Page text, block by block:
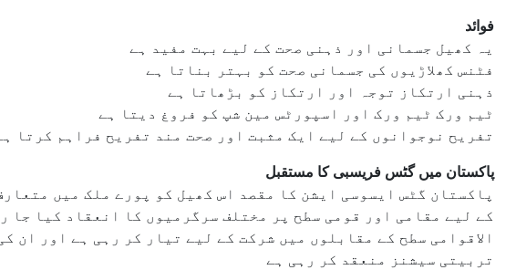
فوائد
یہ کھیل جسمانی اور ذہنی صحت کے لیے بہت مفید ہے
فٹنس کھلاڑیوں کی جسمانی صحت کو بہتر بناتا ہے
ذہنی ارتکاز توجہ اور ارتکاز کو بڑھاتا ہے
ٹیم ورک ٹیم ورک اور اسپورٹس مین شپ کو فروغ دیتا ہے
تفریح نوجوانوں کے لیے ایک مثبت اور صحت مند تفریح فراہم کرتا
پاکستان میں گٹس فریسبی کا مستقبل
پاکستان گٹس ایسوسی ایشن کا مقصد اس کھیل کو پورے ملک میں
کے لیے مقامی اور قومی سطح پر مختلف سرگرمیوں کا انعقاد کیا جا
الاقوامی سطح کے مقابلوں میں شرکت کے لیے تیار کر رہی ہے اور ان
تربیتی سیشنز منعقد کر رہی ہے